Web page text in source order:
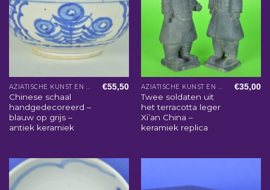
AZIATISCHE KUNST EN WOONACCESSOIRES
Chinese schaal
handgedecoreerd –
blauw op grijs –
antiek keramiek
€55,50 AZIATISCHE KUNST EN WOONACCESSOIRES
Twee soldaten uit
het terracotta leger
Xi’an China –
keramiek replica
€35,00